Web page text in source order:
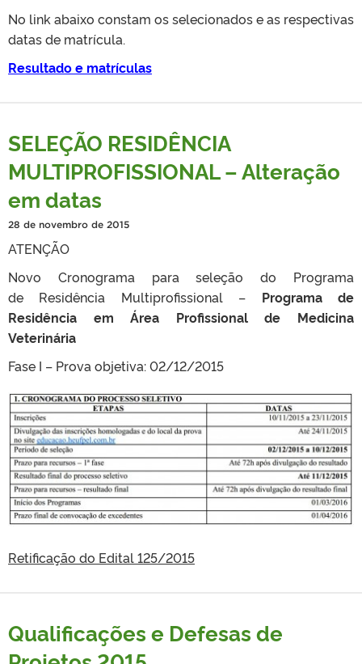
No link abaixo constam os selecionados e as respectivas
datas de matrícula.
Resultado e matrículas
SELEÇÃO RESIDÊNCIA
MULTIPROFISSIONAL – Alteração
em datas
28 de novembro de 2015
ATENÇÃO
Novo Cronograma para seleção do Programa
de Residência Multiprofissional – Programa de
Residência em Área Profissional de Medicina
Veterinária
Fase I – Prova objetiva: 02/12/2015
Retificação do Edital 125/2015
Qualificações e Defesas de